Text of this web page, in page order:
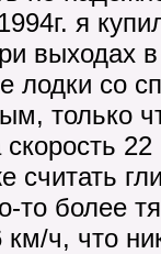
я
выходах
лодки со
только
то более
ч, что